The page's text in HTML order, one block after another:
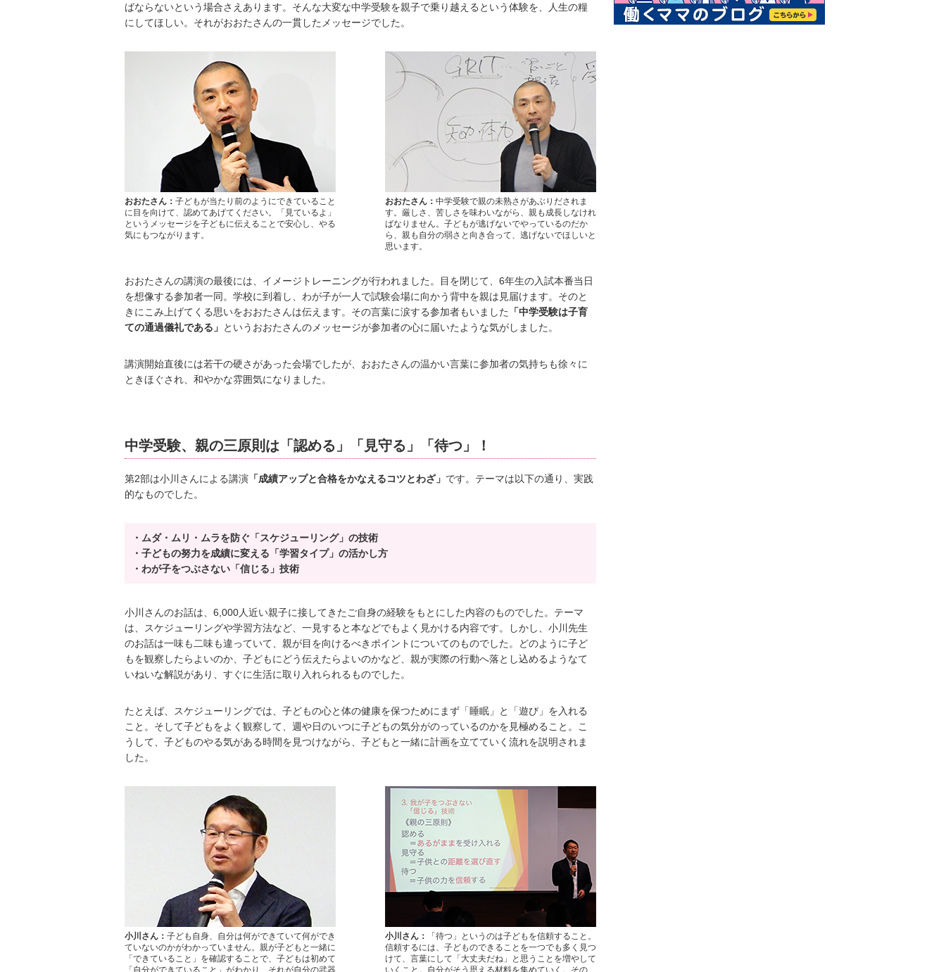
ばならないという場合さえあります。そんな大変な中学受験を親子で乗り越えるという体験を、人生の糧
にしてほしい。それがおおたさんの一貫したメッセージでした。
おおたさん： 子どもが当たり前のようにできていること
に目を向けて、認めてあげてください。「見ているよ」
というメッセージを子どもに伝えることで安心し、やる
気にもつながります。
おおたさん： 中学受験で親の未熟さがあぶりだされま
す。厳しさ、苦しさを味わいながら、親も成長しなけれ
ばなりません。子どもが逃げないでやっているのだか
ら、親も自分の弱さと向き合って、逃げないでほしいと
思います。
おおたさんの講演の最後には、イメージトレーニングが行われました。目を閉じて、6年生の入試本番当日
を想像する参加者一同。学校に到着し、わが子が一人で試験会場に向かう背中を親は見届けます。そのと
きにこみ上げてくる思いをおおたさんは伝えます。その言葉に涙する参加者もいました
「中学受験は子育
ての通過儀礼である」 というおおたさんのメッセージが参加者の心に届いたような気がしました。
講演開始直後には若干の硬さがあった会場でしたが、おおたさんの温かい言葉に参加者の気持ちも徐々に
ときほぐされ、和やかな雰囲気になりました。
中学受験、親の三原則は「認める」「見守る」「待つ」！
第2部は小川さんによる講演 「成績アップと合格をかなえるコツとわざ」 です。テーマは以下の通り、実践
的なものでした。
・ムダ・ムリ・ムラを防ぐ「スケジューリング」の技術
・子どもの努力を成績に変える「学習タイプ」の活かし方
・わが子をつぶさない「信じる」技術
小川さんのお話は、6,000人近い親子に接してきたご自身の経験をもとにした内容のものでした。テーマ
は、スケジューリングや学習方法など、一見すると本などでもよく見かける内容です。しかし、小川先生
のお話は一味も二味も違っていて、親が目を向けるべきポイントについてのものでした。どのように子ど
もを観察したらよいのか、子どもにどう伝えたらよいのかなど、親が実際の行動へ落とし込めるようなて
いねいな解説があり、すぐに生活に取り入れられるものでした。
たとえば、スケジューリングでは、子どもの心と体の健康を保つためにまず「睡眠」と「遊び」を入れる
こと。そして子どもをよく観察して、週や日のいつに子どもの気分がのっているのかを見極めること。こ
うして、子どものやる気がある時間を見つけながら、子どもと一緒に計画を立てていく流れを説明されま
した。
小川さん： 子ども自身、自分は何ができていて何ができ
ていないのかがわかっていません。親が子どもと一緒に
「できていること」を確認することで、子どもは初めて
「自分ができていること」がわかり、それが自分の武器
小川さん：
「待つ」というのは子どもを信頼すること。
信頼するには、子どものできることを一つでも多く見つ
けて、言葉にして「大丈夫だね」と思うことを増やして
いくこと。自分がそう思える材料を集めていく。その